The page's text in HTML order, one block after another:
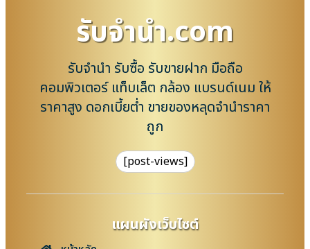
รับจํานํา.com
รับจำนำ รับซื้อ รับขายฝาก มือถือ
คอมพิวเตอร์ แท็บเล็ต กล้อง แบรนด์เนม ให้
ราคาสูง ดอกเบี้ยต่ำ ขายของหลุดจำนำราคา
ถูก
[post-views]
แผนผังเว็บไซต์